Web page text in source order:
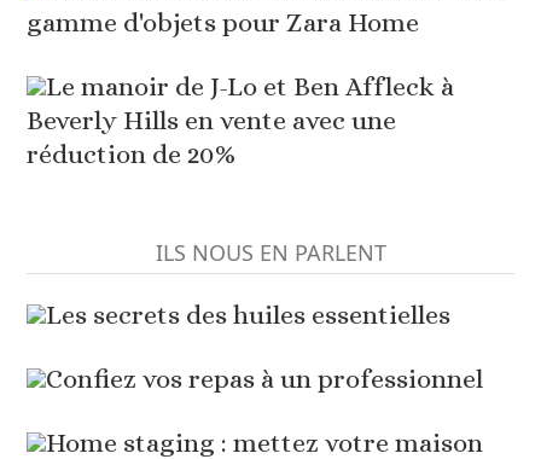
gamme d'objets pour Zara Home
Le manoir de J-Lo et Ben Affleck à
Beverly Hills en vente avec une
réduction de 20%
ILS NOUS EN PARLENT
Les secrets des huiles essentielles
Confiez vos repas à un professionnel
Home staging : mettez votre maison